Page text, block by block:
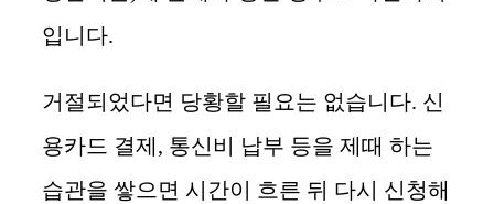
입니다.
거절되었다면 당황할 필요는 없습니다. 신
용카드 결제, 통신비 납부 등을 제때 하는
습관을 쌓으면 시간이 흐른 뒤 다시 신청해